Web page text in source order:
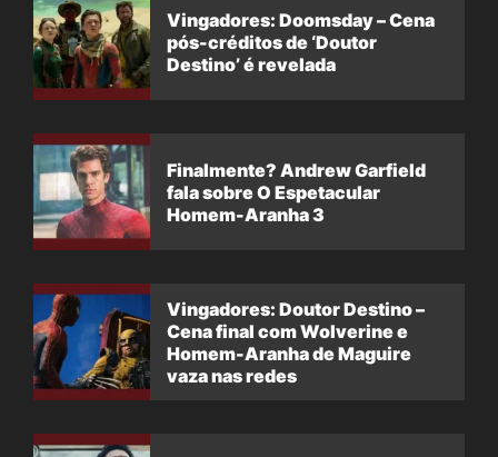
Vingadores: Doomsday – Cena
pós-créditos de ‘Doutor
Destino’ é revelada
Finalmente? Andrew Garfield
fala sobre O Espetacular
Homem-Aranha 3
Vingadores: Doutor Destino –
Cena final com Wolverine e
Homem-Aranha de Maguire
vaza nas redes